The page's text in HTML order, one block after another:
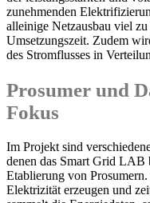
zunehmenden
alleinige Netzausbau viel
Umsetzungszeit. Zudem
des Stromflusses in
Prosumer und
Fokus
Im Projekt sind
denen das Smart Grid LAB
Etablierung von
Elektrizität erzeugen und